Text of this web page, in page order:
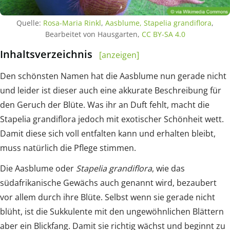
Quelle: Rosa-Maria Rinkl, Aasblume, Stapelia grandiflora,
Bearbeitet von Hausgarten, CC BY-SA 4.0
Inhaltsverzeichnis
[anzeigen]
Den schönsten Namen hat die Aasblume nun gerade nicht
und leider ist dieser auch eine akkurate Beschreibung für
den Geruch der Blüte. Was ihr an Duft fehlt, macht die
Stapelia grandiflora jedoch mit exotischer Schönheit wett.
Damit diese sich voll entfalten kann und erhalten bleibt,
muss natürlich die Pflege stimmen.
Die Aasblume oder Stapelia grandiflora, wie das
südafrikanische Gewächs auch genannt wird, bezaubert
vor allem durch ihre Blüte. Selbst wenn sie gerade nicht
blüht, ist die Sukkulente mit den ungewöhnlichen Blättern
aber ein Blickfang. Damit sie richtig wächst und beginnt zu